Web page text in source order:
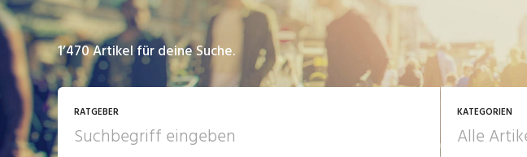
1’470Artikel für deine Suche.
RATGEBER KATEGORIEN